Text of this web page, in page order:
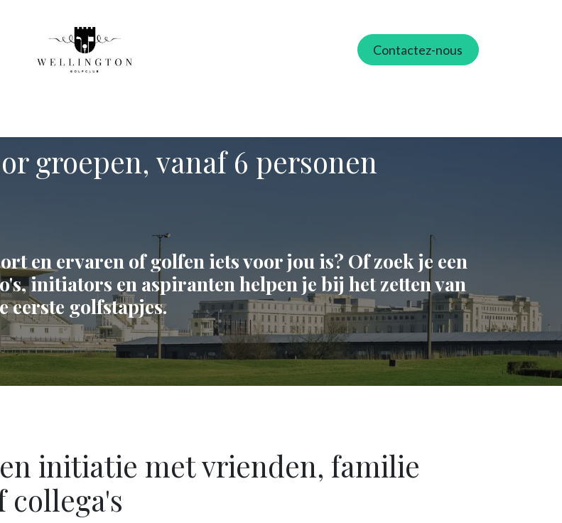
Contactez-nous
groepen, vanaf 6 personen
en ervaren of golfen iets voor jou is? Of zoek je een
initiators en aspiranten helpen je bij het zetten van
eerste golfstapjes.
initiatie met vrienden, familie
collega's